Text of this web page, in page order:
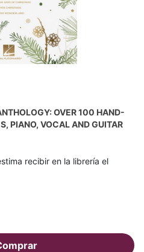
OVER 100 HAND-
PIANO, VOCAL AND GUITAR
recibir en la librería el